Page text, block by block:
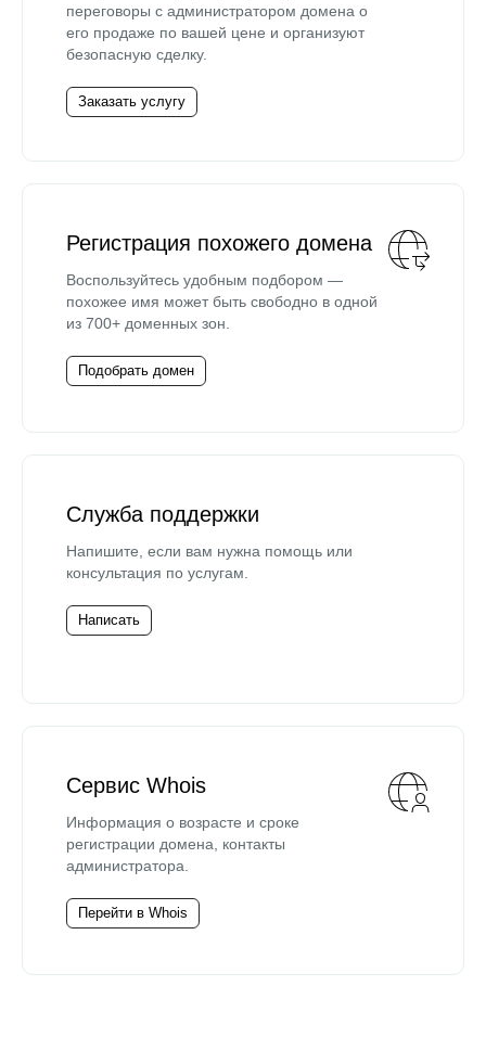
переговоры с администратором домена о
его продаже по вашей цене и организуют
безопасную сделку.
Заказать услугу
Регистрация похожего домена
Воспользуйтесь удобным подбором —
похожее имя может быть свободно в одной
из 700+ доменных зон.
Подобрать домен
Служба поддержки
Напишите, если вам нужна помощь или
консультация по услугам.
Написать
Сервис Whois
Информация о возрасте и сроке
регистрации домена, контакты
администратора.
Перейти в Whois